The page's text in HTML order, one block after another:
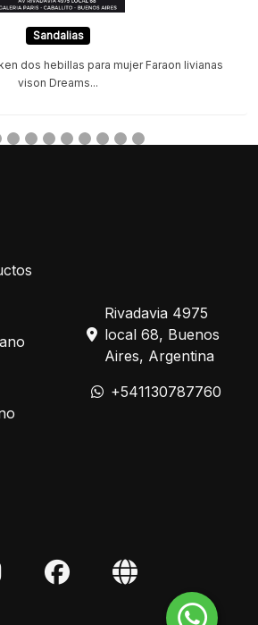
Sandalias
dos hebillas para mujer Faraon livianas
vison Dreams...
Rivadavia 4975
local 68, Buenos
Aires, Argentina
+541130787760